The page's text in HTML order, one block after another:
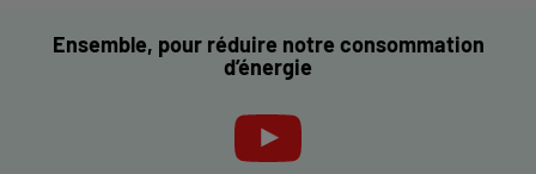
Ensemble, pour réduire notre consommation
d’énergie